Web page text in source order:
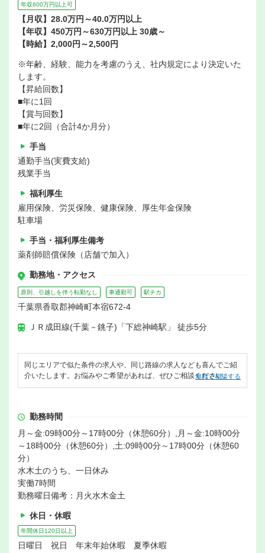
年収600万円以上可
【月収】28.0万円～40.0万円以上
【年収】450万円～630万円以上 30歳～
【時給】2,000円～2,500円
※年齢、経験、能力を考慮のうえ、社内規定により決定いた
します。
【昇給回数】
■年に1回
【賞与回数】
■年に2回（合計4か月分）
手当
通勤手当(実費支給)
残業手当
福利厚生
雇用保険、労災保険、健康保険、厚生年金保険
駐車場
手当・福利厚生備考
薬剤師賠償保険（店舗で加入）
勤務地・アクセス
原則、引越しを伴う転勤なし 車通勤可 駅チカ
千葉県香取郡神崎町本宿672-4
ＪＲ成田線(千葉－銚子)「下総神崎駅」 徒歩5分
同じエリアで似た条件の求人や、同じ路線の求人なども喜んでご紹
介いたします。お悩みやご希望があれば、ぜひご相談ください。
無料で相談する
勤務時間
月～金:09時00分～17時00分（休憩60分）,月～金:10時00分
～18時00分（休憩60分）,土:09時00分～17時00分（休憩60
分）
水木土のうち、一日休み
実働7時間
勤務曜日備考：月火水木金土
休日・休暇
年間休日120日以上
日曜日 祝日 年末年始休暇 夏季休暇